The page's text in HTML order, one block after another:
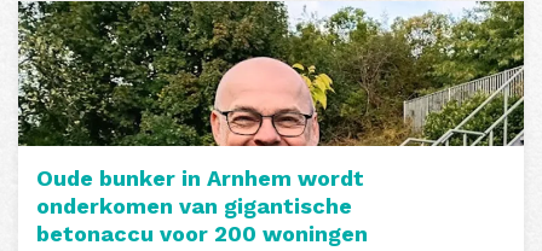
Oude bunker in Arnhem wordt
onderkomen van gigantische
betonaccu voor 200 woningen